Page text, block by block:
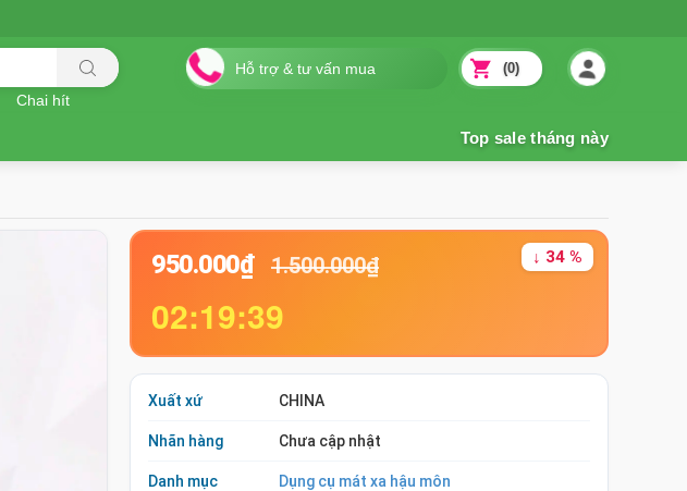
Chai hít
(0)
950.000₫ 1.500.000₫ ↓ 34 %
02:19:38
Xuất xứ CHINA
Nhãn hàng Chưa cập nhật
Danh mục Dụng cụ mát xa hậu môn